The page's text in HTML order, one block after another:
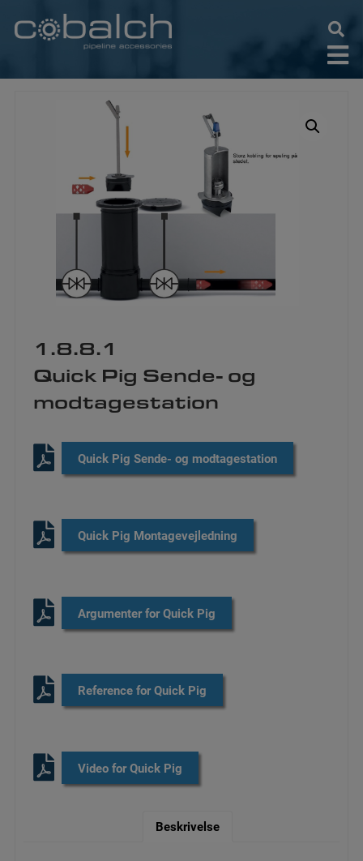
indholdet
1.8.8.1
​Quick Pig Sende- og
modtagestation
​Quick Pig Sende- og modtagestation
​Quick Pig Montagevejledning
​Argumenter for Quick Pig
​Reference for Quick Pig
​Video for Quick Pig
Beskrivelse